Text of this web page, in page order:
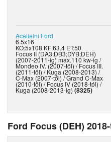
Acélfelni Ford
6.5x16
KO:5x108 KF:63.4 ET:50
Focus II (DA3;DB3;DYB;DEH)
(2007-2011-ig) max.110 kw-ig /
Mondeo IV. (2007-től) / Focus III.
(2011-től) / Kuga (2008-2013) /
C-Max (2007-től) / Grand C-Max
(2010-től) / Focus IV (2018-tól) /
Kuga (2008-2013-ig)(8325)
Ford Focus (DEH)